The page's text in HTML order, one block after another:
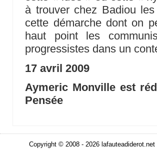
à trouver chez Badiou
cette démarche dont on
haut point les
progressistes dans un
17 avril 2009
Aymeric Monville est
Pensée
Copyright © 2008 - 2026 lafauteadiderot.net